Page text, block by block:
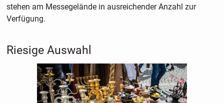
stehen am Messegelände in ausreichender Anzahl zur
Verfügung.
Riesige Auswahl